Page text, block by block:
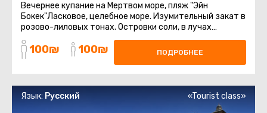
Вечернее купание на Мертвом море, пляж "Эйн
Бокек"Ласковое, целебное море. Изумительный закат в
розово-лиловых тонах. Островки соли, в лучах
заходящего солнца, переливающиеся ...
100₪ 100₪ ПОДРОБНЕЕ
Язык: Русский «Tourist class»